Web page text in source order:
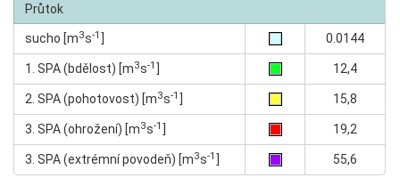
Průtok
sucho [m3s-1 0.0144
1. SPA (bdělost) [m3s-1 12,4
2. SPA (pohotovost) [m3s-1 15,8
3. SPA (ohrožení) [m3s-1 19,2
3. SPA (extrémní povodeň) [m3s-1 55,6